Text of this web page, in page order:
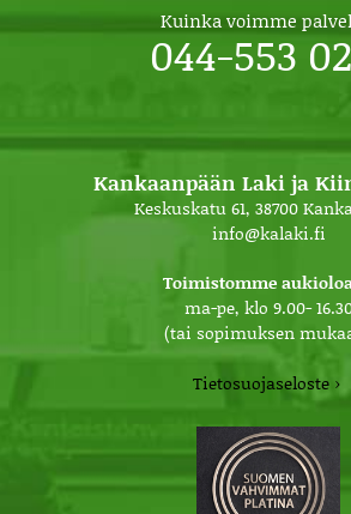
Kuinka voimme
044-553
Kankaanpään Laki ja
Keskuskatu 61, 38700
info@kalaki.fi
Toimistomme
ma-pe, klo 9.00-
(tai sopimuksen
Tietosuojaseloste ›